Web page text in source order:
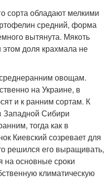
сорта обладают мелкими
средний, форма
вытянута. Мякоть
доля крахмала не
овощам.
на Украине, в
и к ранним сортам. К
Западной Сибири
тогда как в
Киевский созревает для
решился его выращивать,
на основные сроки
климатическую